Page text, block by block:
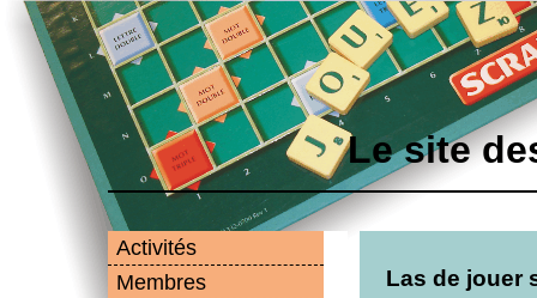
Le site
Activités
Membres
Las de jouer